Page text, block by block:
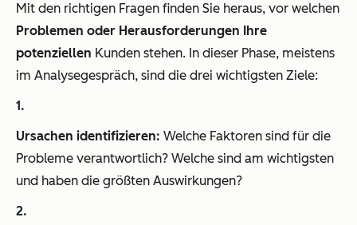
Mit den richtigen Fragen finden Sie heraus, vor welchen
Problemen oder Herausforderungen Ihre
potenziellen Kunden stehen. In dieser Phase, meistens
im Analysegespräch, sind die drei wichtigsten Ziele:
Ursachen identifizieren: Welche Faktoren sind für die
Probleme verantwortlich? Welche sind am wichtigsten
und haben die größten Auswirkungen?